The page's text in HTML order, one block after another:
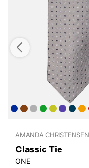
AMANDA CHRISTENSEN
Classic Tie
ONE